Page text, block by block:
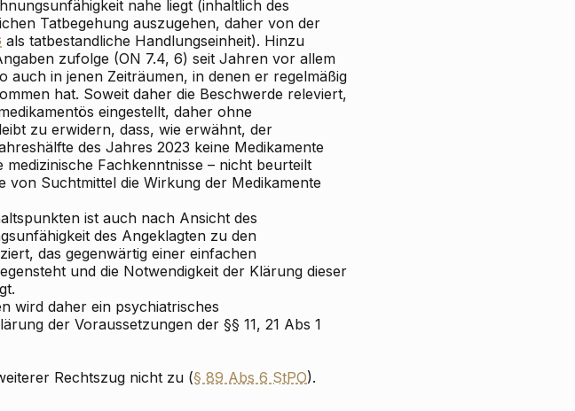
nahe liegt (inhaltlich des
Tatbegehung auszugehen, daher von der
als tatbestandliche Handlungseinheit). Hinzu
zufolge (ON 7.4, 6) seit Jahren vor allem
auch in jenen Zeiträumen, in denen er regelmäßig
hat. Soweit daher die Beschwerde releviert,
eingestellt, daher ohne
zu erwidern, dass, wie erwähnt, der
des Jahres 2023 keine Medikamente
Fachkenntnisse – nicht beurteilt
von Suchtmittel die Wirkung der Medikamente
ist auch nach Ansicht des
des Angeklagten zu den
das gegenwärtig einer einfachen
und die Notwendigkeit der Klärung dieser
wird daher ein psychiatrisches
der Voraussetzungen der §§ 11, 21 Abs 1
Rechtszug nicht zu (§ 89 Abs 6 StPO).